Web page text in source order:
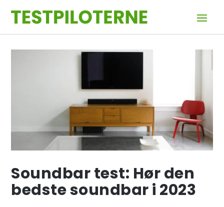
Soundbar test: Hør den
bedste soundbar i 2023